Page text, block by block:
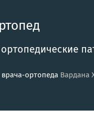
ортопеда Вардана